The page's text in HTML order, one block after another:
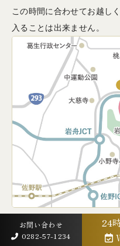
お問い合わせ
0282-57-1234
24
この時間に合わせてお越し
入ることは出来ません。
【電車でのアクセス】
最寄りは東武線・JR両毛線